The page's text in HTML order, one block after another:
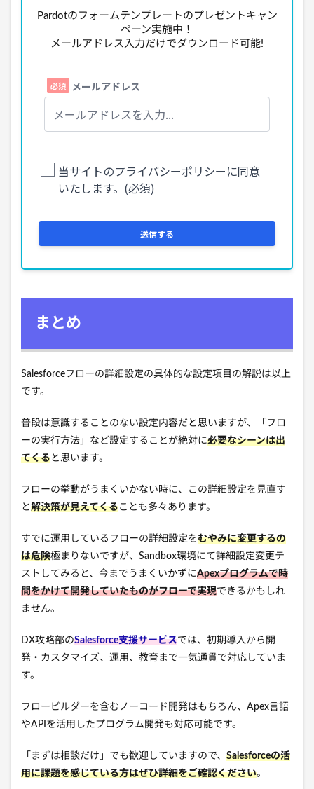
Pardotのフォームテンプレートのプレゼントキャン
ペーン実施中！
メールアドレス入力だけでダウンロード可能!
まとめ
Salesforceフローの詳細設定の具体的な設定項目の解説は以上
です。
普段は意識することのない設定内容だと思いますが、「フロ
ーの実行方法」など設定することが絶対に必要なシーンは出
てくると思います。
フローの挙動がうまくいかない時に、この詳細設定を見直す
と解決策が見えてくることも多々あります。
すでに運用しているフローの詳細設定をむやみに変更するの
は危険極まりないですが、Sandbox環境にて詳細設定変更テ
ストしてみると、今までうまくいかずにApexプログラムで時
間をかけて開発していたものがフローで実現できるかもしれ
ません。
DX攻略部のSalesforce支援サービスでは、初期導入から開
発・カスタマイズ、運用、教育まで一気通貫で対応していま
す。
フロービルダーを含むノーコード開発はもちろん、Apex言語
やAPIを活用したプログラム開発も対応可能です。
「まずは相談だけ」でも歓迎していますので、 Salesforceの活
用に課題を感じている方はぜひ詳細をご確認ください。